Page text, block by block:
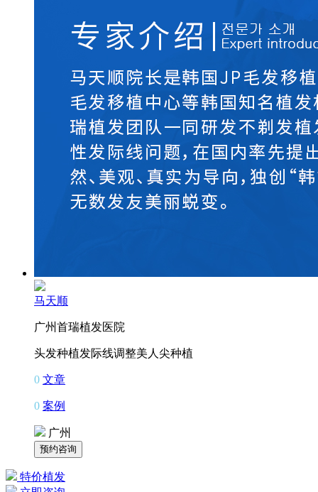
马天顺
广州首瑞植发医院
头发种植发际线调整美人尖种植
0 文章
0 案例
广州
特价植发